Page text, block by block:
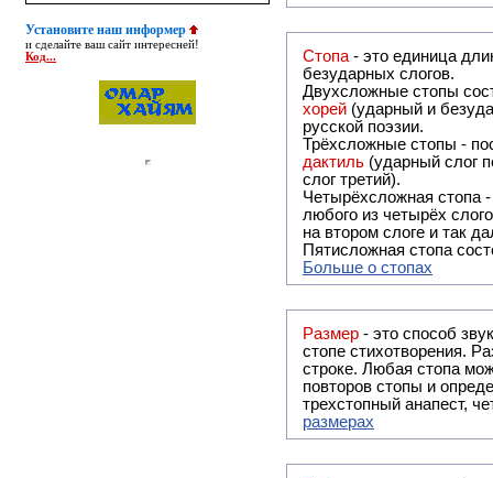
Установите наш информер
и сделайте ваш сайт интересней!
Код...
Стопа - это единица
безударных слогов.
Двухсложные стопы
хорей (ударный и
русской поэзии.
Трёхсложные стопы -
дактиль (ударный слог
слог третий).
Четырёхсложная стопа
любого из четырёх
на втором слоге и так
Пятисложная стопа
Больше о стопах
Размер - это способ
стопе стихотворения.
строке. Любая стопа
повторов стопы и
трехстопный анапест,
размерах